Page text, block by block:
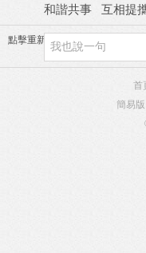
和諧共事 互相提
點擊重新加載
首
簡易版